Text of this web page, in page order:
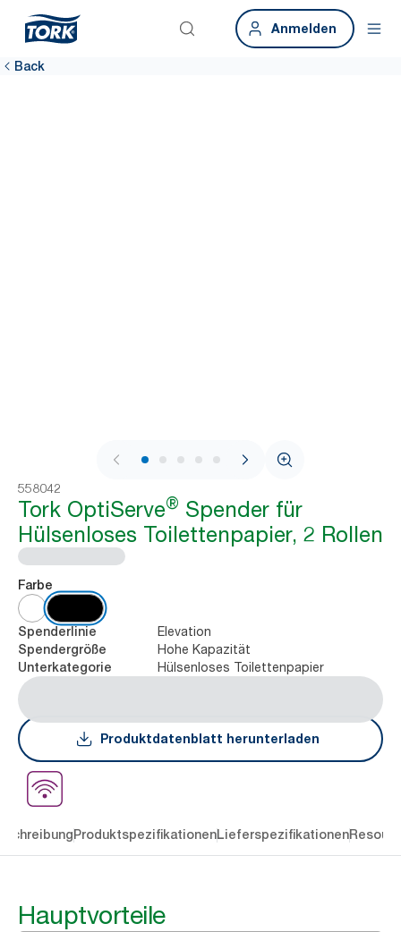
Anmelden
Back
1 / 7
558042
Tork OptiServe® Spender für
Hülsenloses Toilettenpapier, 2 Rollen
Farbe
Spenderlinie Elevation
Spendergröße Hohe Kapazität
Unterkategorie Hülsenloses Toilettenpapier
Produktdatenblatt herunterladen
ProduktspezifikationenLieferspezifikationen
Hauptvorteile